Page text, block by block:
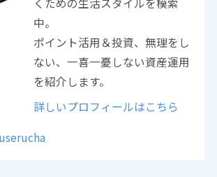
くための生活スタイルを模索
中。
ポイント活用＆投資、無理をし
ない、一喜一憂しない資産運用
を紹介します。
詳しいプロフィールはこちら